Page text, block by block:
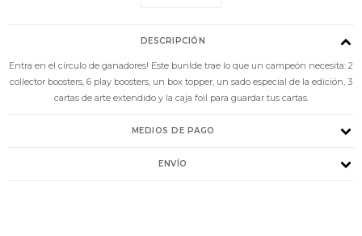
DESCRIPCIÓN
Entra en el círculo de ganadores! Este bunlde trae lo que un campeón necesita: 2
collector boosters, 6 play boosters, un box topper, un sado especial de la edición, 3
cartas de arte extendido y la caja foil para guardar tus cartas.
MEDIOS DE PAGO
ENVÍO